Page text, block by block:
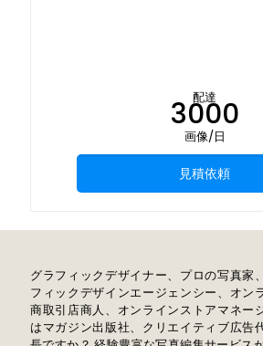
配達
3000
画像/日
見積依頼
グラフィックデザイナー、プロの写真家
フィックデザインエージェンシー、オン
商取引店商人、オンラインストアマネー
はマガジン出版社、クリエイティブ広告